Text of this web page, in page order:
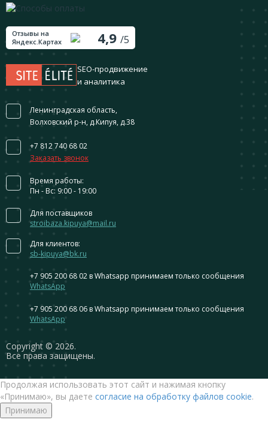
Сopyright © 2026.
Все права защищены.
Отзывы на
Яндекс.Картах
4,9 /5
SEO-продвижение
и аналитика
Ленинградская область,
Волховский р-н, д.Кипуя, д.38
+7 812 740 68 02
Заказать звонок
Время работы:
Пн - Вс: 9:00 - 19:00
Для поставщиков
stroibaza.kipuya@mail.ru
Для клиентов:
sb-kipuya@bk.ru
+7 905 200 68 02 в Whatsapp принимаем только сообщения
WhatsApp
+7 905 200 68 06 в Whatsapp принимаем только сообщения
WhatsApp
Продолжая использовать этот сайт и нажимая кнопку
«Принимаю», вы даете согласие на обработку файлов cookie.
Принимаю